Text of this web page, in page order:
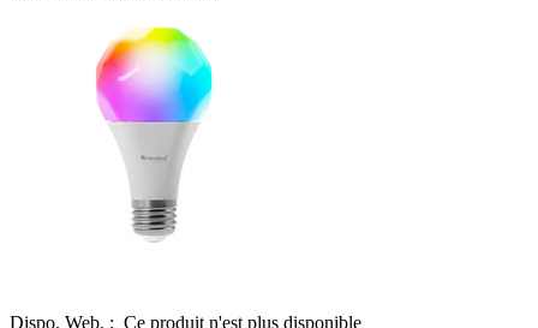
Dispo. Web. : Ce produit n'est plus disponible